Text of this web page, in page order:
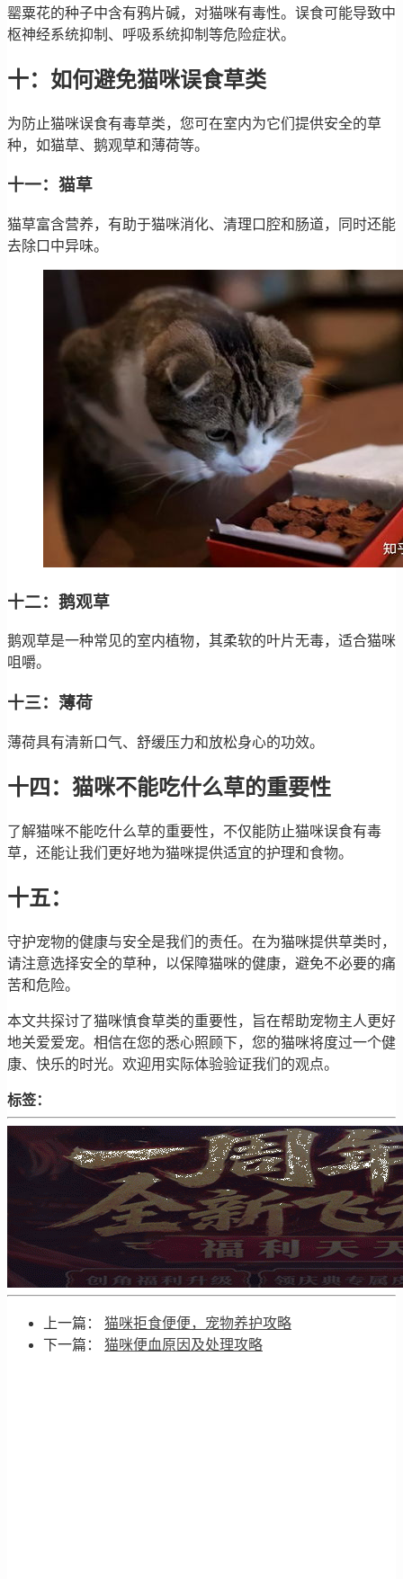
罂粟花的种子中含有鸦片碱，对猫咪有毒性。误食可能导致中
枢神经系统抑制、呼吸系统抑制等危险症状。
十：如何避免猫咪误食草类
为防止猫咪误食有毒草类，您可在室内为它们提供安全的草
种，如猫草、鹅观草和薄荷等。
十一：猫草
猫草富含营养，有助于猫咪消化、清理口腔和肠道，同时还能
去除口中异味。
十二：鹅观草
鹅观草是一种常见的室内植物，其柔软的叶片无毒，适合猫咪
咀嚼。
十三：薄荷
薄荷具有清新口气、舒缓压力和放松身心的功效。
十四：猫咪不能吃什么草的重要性
了解猫咪不能吃什么草的重要性，不仅能防止猫咪误食有毒
草，还能让我们更好地为猫咪提供适宜的护理和食物。
十五：
守护宠物的健康与安全是我们的责任。在为猫咪提供草类时，
请注意选择安全的草种，以保障猫咪的健康，避免不必要的痛
苦和危险。
本文共探讨了猫咪慎食草类的重要性，旨在帮助宠物主人更好
地关爱爱宠。相信在您的悉心照顾下，您的猫咪将度过一个健
康、快乐的时光。欢迎用实际体验验证我们的观点。
标签：
上一篇： 猫咪拒食便便，宠物养护攻略
下一篇： 猫咪便血原因及处理攻略